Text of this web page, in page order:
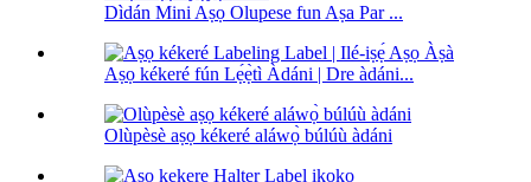
Dìdán Mini Aṣọ Olupese fun Aṣa Par ...
Aṣọ kékeré fún Lẹ́ẹ̀tì Àdáni | Dre àdáni...
Olùpèsè aṣọ kékeré aláwọ̀ búlúù àdáni